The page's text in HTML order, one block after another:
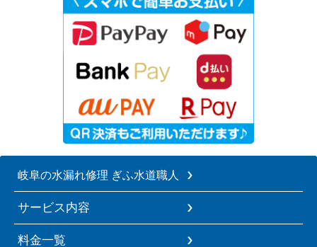
岐阜の水漏れ修理 ぎふ水道職人
サービス内容
料金一覧